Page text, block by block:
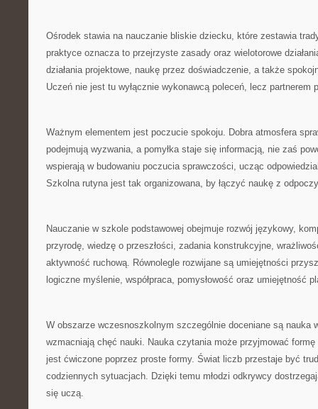
Ośrodek stawia na nauczanie bliskie dziecku, które zestawia
praktyce oznacza to przejrzyste zasady oraz wielotorowe
działania projektowe, naukę przez doświadczenie, a także
Uczeń nie jest tu wyłącznie wykonawcą poleceń, lecz partnerem
Ważnym elementem jest poczucie spokoju. Dobra atmosfera
podejmują wyzwania, a pomyłka staje się informacją, nie zaś
wspierają w budowaniu poczucia sprawczości, ucząc
Szkolna rutyna jest tak organizowana, by łączyć naukę z
Nauczanie w szkole podstawowej obejmuje rozwój językowy,
przyrodę, wiedzę o przeszłości, zadania konstrukcyjne,
aktywność ruchową. Równolegle rozwijane są umiejętności
logiczne myślenie, współpraca, pomysłowość oraz umiejętność
W obszarze wczesnoszkolnym szczególnie doceniane są nauka
wzmacniają chęć nauki. Nauka czytania może przyjmować
jest ćwiczone poprzez proste formy. Świat liczb przestaje być
codziennych sytuacjach. Dzięki temu młodzi odkrywcy
się uczą.